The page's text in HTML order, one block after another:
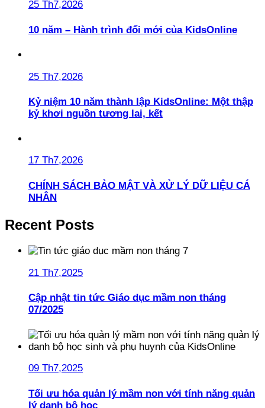
25 Th7,2026
10 năm – Hành trình đổi mới của KidsOnline
25 Th7,2026
Kỷ niệm 10 năm thành lập KidsOnline: Một thập
kỷ khơi nguồn tương lai, kết
17 Th7,2026
CHÍNH SÁCH BẢO MẬT VÀ XỬ LÝ DỮ LIỆU CÁ
NHÂN
Recent Posts
21 Th7,2025
Cập nhật tin tức Giáo dục mầm non tháng
07/2025
09 Th7,2025
Tối ưu hóa quản lý mầm non với tính năng quản
lý danh bộ học